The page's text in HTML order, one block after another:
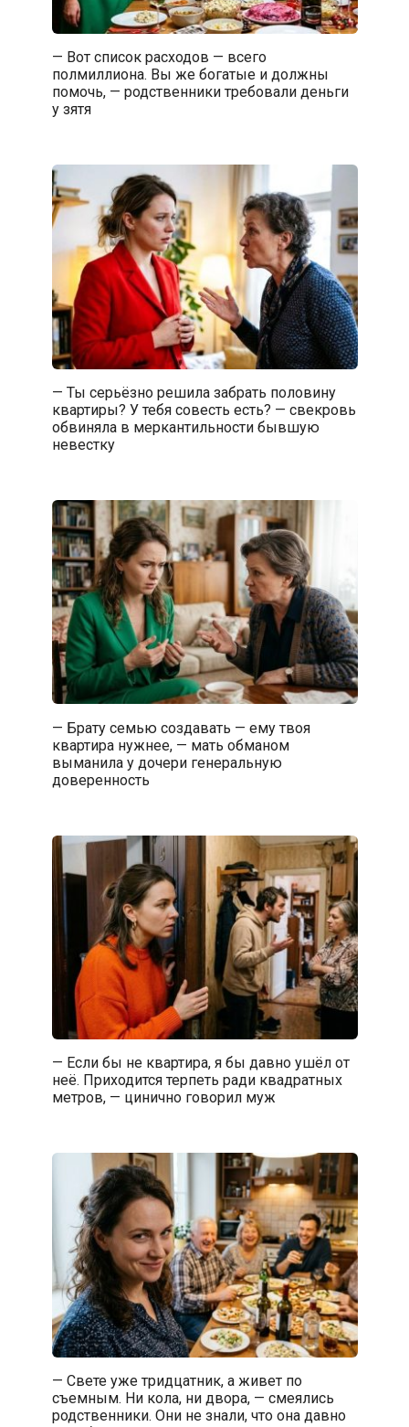
— Вот список расходов — всего
полмиллиона. Вы же богатые и должны
помочь, — родственники требовали деньги
у зятя
— Ты серьёзно решила забрать половину
квартиры? У тебя совесть есть? — свекровь
обвиняла в меркантильности бывшую
невестку
— Брату семью создавать — ему твоя
квартира нужнее, — мать обманом
выманила у дочери генеральную
доверенность
— Если бы не квартира, я бы давно ушёл от
неё. Приходится терпеть ради квадратных
метров, — цинично говорил муж
— Свете уже тридцатник, а живет по
съемным. Ни кола, ни двора, — смеялись
родственники. Они не знали, что она давно